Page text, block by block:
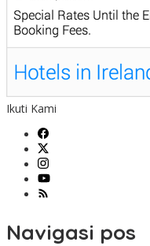
Ikuti Kami
Navigasi pos